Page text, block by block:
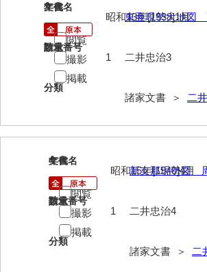
岩崎家文書（鹿野町）
岩見博幸収集史料
上田家文書（防府市）
上田家文書（横浜市）
氏本家文書
宇多田家文書
内田家文書（豊中市）
内田家文書（防府市）
3
文書名
東亜現勢大地図
請求番号
二井忠治3
分類
諸家文書 ＞ 二
年代
昭和13年[1938]1月
数量
1
閲覧
撮影
掲載
4
文書名
新支那現勢図
請求番号
二井忠治4
分類
諸家文書 ＞ 二
年代
昭和15年[1940]4月
数量
1
閲覧
撮影
掲載